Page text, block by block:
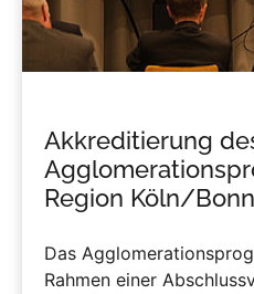
Akkreditierung
Region Köln/Bonn
Das
Rahmen einer